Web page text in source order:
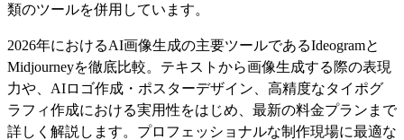
類のツールを併用しています。
2026年におけるAI画像生成の主要ツールであるIdeogramと
Midjourneyを徹底比較。テキストから画像生成する際の表現
力や、AIロゴ作成・ポスターデザイン、高精度なタイポグ
ラフィ作成における実用性をはじめ、最新の料金プランまで
詳しく解説します。プロフェッショナルな制作現場に最適な